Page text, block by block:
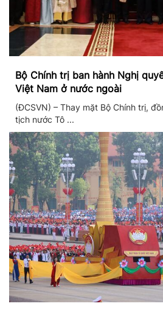
Bộ Chính trị ban hành Nghị
Việt Nam ở nước ngoài
(ĐCSVN) – Thay mặt Bộ Chính trị,
tịch nước Tô ...